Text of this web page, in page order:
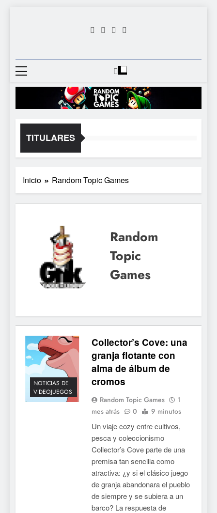
Random
Games
Videojuego Favorito
TITULARES
Inicio Random Topic Games
Random
Topic
Games
NOTICIAS DE
VIDEOJUEGOS
Collector’s Cove: una
granja flotante con
alma de álbum de
cromos
Random Topic Games
1
mes atrás
0 9 minutos
Un viaje cozy entre cultivos,
pesca y coleccionismo
Collector’s Cove parte de una
premisa tan sencilla como
atractiva: ¿y si el clásico juego
de granja abandonara el pueblo
de siempre y se subiera a un
barco? La respuesta de